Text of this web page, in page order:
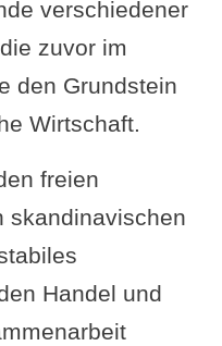
verschiedener
zuvor im
den Grundstein
Wirtschaft.
freien
skandinavischen
Handel und